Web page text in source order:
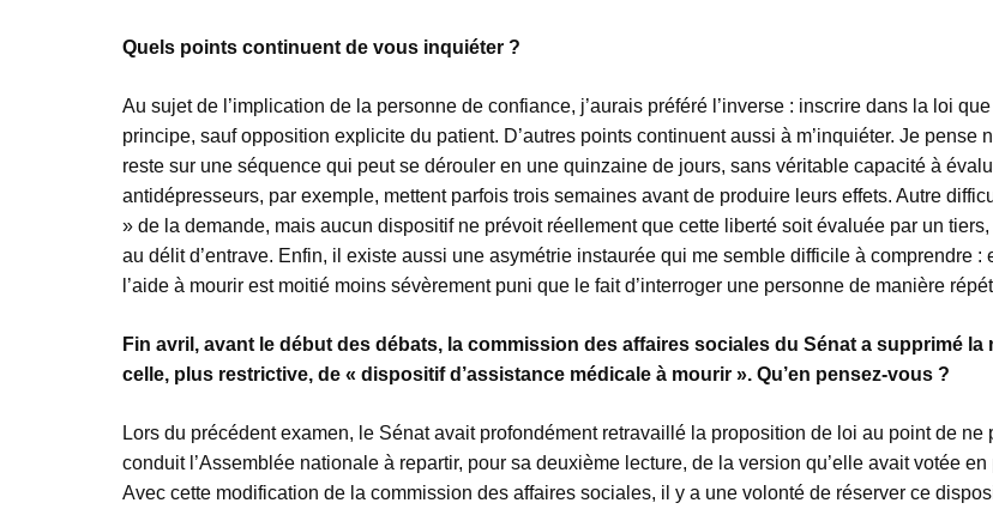
Quels points continuent de vous inquiéter ?
Au sujet de l’implication de la personne de confiance, j’aurais préféré l’inverse : inscrire dans la loi
principe, sauf opposition explicite du patient. D’autres points continuent aussi à m’inquiéter. Je
reste sur une séquence qui peut se dérouler en une quinzaine de jours, sans véritable capacité à
antidépresseurs, par exemple, mettent parfois trois semaines avant de produire leurs effets. Autre
» de la demande, mais aucun dispositif ne prévoit réellement que cette liberté soit évaluée par un
au délit d’entrave. Enfin, il existe aussi une asymétrie instaurée qui me semble difficile à comprendre
l’aide à mourir est moitié moins sévèrement puni que le fait d’interroger une personne de manière
Fin avril, avant le début des débats, la commission des affaires sociales du Sénat a supprimé la
celle, plus restrictive, de « dispositif d’assistance médicale à mourir ». Qu’en pensez-vous ?
Lors du précédent examen, le Sénat avait profondément retravaillé la proposition de loi au point de
conduit l’Assemblée nationale à repartir, pour sa deuxième lecture, de la version qu’elle avait votée
Avec cette modification de la commission des affaires sociales, il y a une volonté de réserver ce